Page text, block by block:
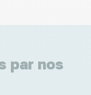
par nos